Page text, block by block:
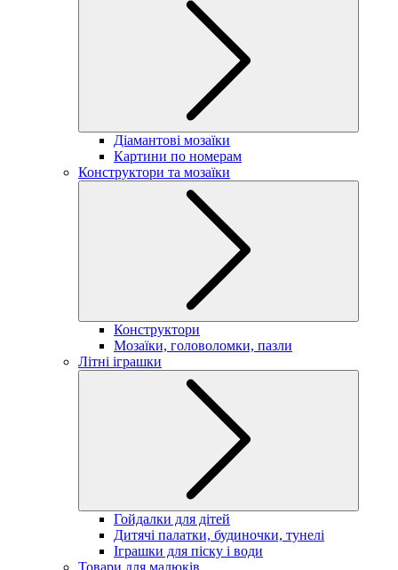
Діамантові мозаїки
Картини по номерам
Конструктори та мозаїки
Конструктори
Мозаїки, головоломки, пазли
Літні іграшки
Гойдалки для дітей
Дитячі палатки, будиночки, тунелі
Іграшки для піску і води
Товари для малюків